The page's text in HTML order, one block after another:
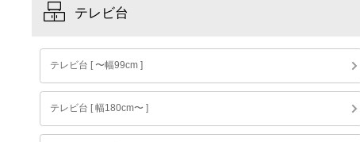
テレビ台
テレビ台 [ 〜幅99cm ]
テレビ台 [ 幅180cm〜 ]